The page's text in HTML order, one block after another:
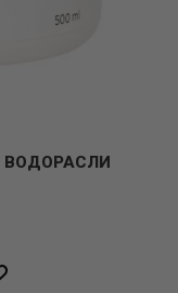
ВОДОРАСЛИ